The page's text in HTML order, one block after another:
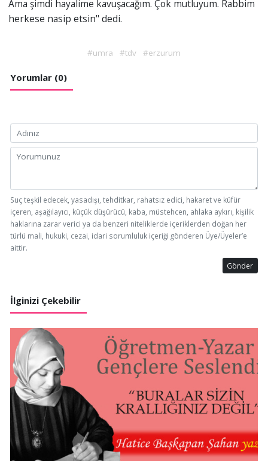
Ama şimdi hayalime kavuşacağım. Çok mutluyum. Rabbim
herkese nasip etsin" dedi.
#umra #tdv #erzurum
Yorumlar (0)
Suç teşkil edecek, yasadışı, tehditkar, rahatsız edici, hakaret ve küfür
içeren, aşağılayıcı, küçük düşürücü, kaba, müstehcen, ahlaka aykırı, kişilik
haklarına zarar verici ya da benzeri niteliklerde içeriklerden doğan her
türlü mali, hukuki, cezai, idari sorumluluk içeriği gönderen Üye/Üyeler’e
aittir.
Gönder
İlginizi Çekebilir